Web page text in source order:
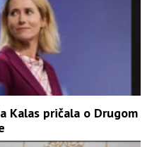
Kalas pričala o Drugom